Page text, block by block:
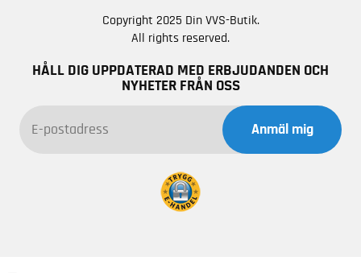
Copyright 2025 Din VVS-Butik.
All rights reserved.
HÅLL DIG UPPDATERAD MED ERBJUDANDEN OCH
NYHETER FRÅN OSS
Anmäl mig